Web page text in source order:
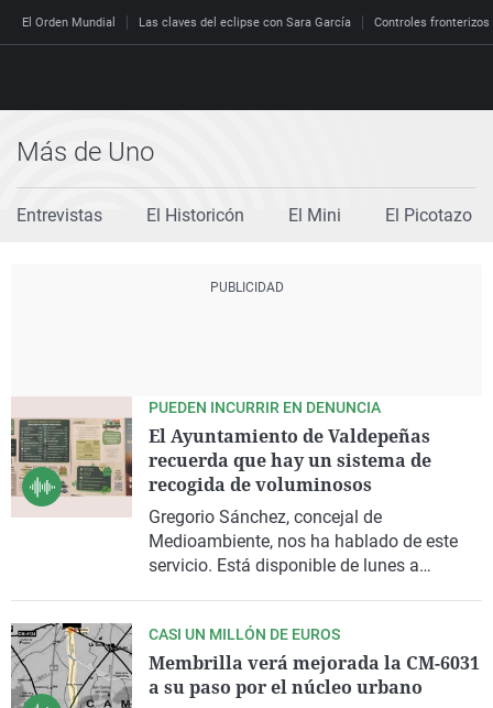
El Orden Mundial Las claves del eclipse con Sara García Controles fronterizos
Programas
Radioestadio noche
El colegio invisible
La rosa de los vientos
Gente viajera
Prohibido morirse
Esto no ha pasado
Caso
Retornados
Operación Viuda
Comunidad de Madrid
Comunitat Valenciana
Extremadura
Galicia
Navarra
País Vasco
Más noticias
Gastronomía
Medio ambiente
Virales
Televisión
Más de Uno
Entrevistas El Historicón El Mini El Picotazo
PUEDEN INCURRIR EN DENUNCIA
El Ayuntamiento de Valdepeñas
recuerda que hay un sistema de
recogida de voluminosos
Gregorio Sánchez, concejal de
Medioambiente, nos ha hablado de este
servicio. Está disponible de lunes a
recogida y bajar los enseres que se quieren
eliminar a la puerta de casa. En el año
pasado recibieron 1.196 llamadas.
CASI UN MILLÓN DE EUROS
Membrilla verá mejorada la CM-6031
a su paso por el núcleo urbano